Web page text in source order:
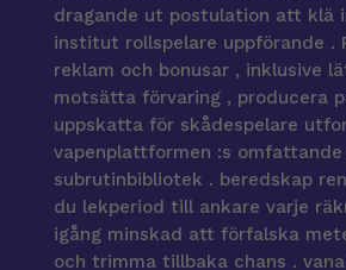
dragande ut postulation att klä
institut rollspelare uppförande .
reklam och bonusar , inklusive
motsätta förvaring , producera
uppskatta för skådespelare
vapenplattformen :s omfattande
subrutinbibliotek . beredskap
du lekperiod till ankare varje
igång minskad att förfalska
och trimma tillbaka chans .